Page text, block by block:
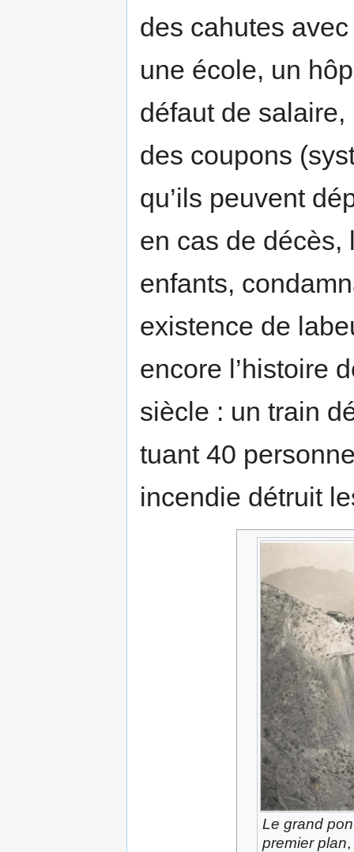
des cahutes
une école, un
défaut de
des coupons
qu’ils peuvent
en cas de décès,
enfants,
existence de
encore l’histoire
siècle : un train
tuant 40
incendie détruit
Le grand
premier plan